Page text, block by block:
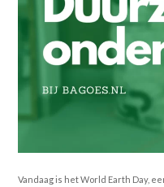
Vandaag is het World Earth Day,